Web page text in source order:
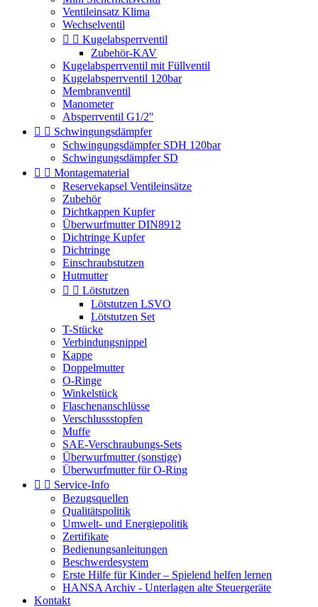
Ventileinsatz Klima
Wechselventil
  Kugelabsperrventil
Zubehör-KAV
Kugelabsperrventil mit Füllventil
Kugelabsperrventil 120bar
Membranventil
Manometer
Absperrventil G1/2''
  Schwingungsdämpfer
Schwingungsdämpfer SDH 120bar
Schwingungsdämpfer SD
  Montagematerial
Reservekapsel Ventileinsätze
Zubehör
Dichtkappen Kupfer
Überwurfmutter DIN8912
Dichtringe Kupfer
Dichtringe
Einschraubstutzen
Hutmutter
  Lötstutzen
Lötstutzen LSVO
Lötstutzen Set
T-Stücke
Verbindungsnippel
Kappe
Doppelmutter
O-Ringe
Winkelstück
Flaschenanschlüsse
Verschlussstopfen
Muffe
SAE-Verschraubungs-Sets
Überwurfmutter (sonstige)
Überwurfmutter für O-Ring
  Service-Info
Bezugsquellen
Qualitätspolitik
Umwelt- und Energiepolitik
Zertifikate
Bedienungsanleitungen
Beschwerdesystem
Erste Hilfe für Kinder – Spielend helfen lernen
HANSA Archiv - Unterlagen alte Steuergeräte
Kontakt